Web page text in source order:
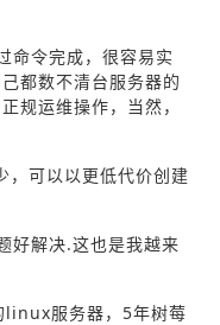
命令完成，很容易实
都数不清台服务器的
规运维操作，当然，
，可以以更低代价创建
好解决.这也是我越来
linux服务器，5年树莓